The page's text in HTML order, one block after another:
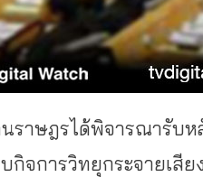
ราษฎรได้พิจารณารับห
กิจการวิทยุกระจายเสี